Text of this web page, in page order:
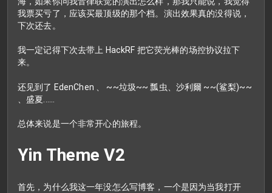
我票买亏了，应该买最顶级的那个档。演出效果真的没得说，
下次还去。
我一定记得下次去带上 HackRF 把它荧光棒的场控协议拉下
来。
还见到了 EdenChen 、 ~~垃圾~~ 瓢虫、沙利爾 ~~(鲨梨)~~
、盛夏......
总体来说是一个非常开心的旅程。
Yin Theme V2
首先，为什么我这一年没怎么写博客，一个是因为当我打开